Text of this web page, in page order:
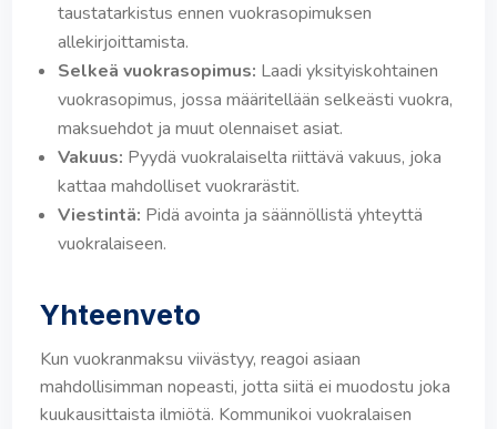
taustatarkistus ennen vuokrasopimuksen
allekirjoittamista.
Selkeä vuokrasopimus: Laadi yksityiskohtainen
vuokrasopimus, jossa määritellään selkeästi vuokra,
maksuehdot ja muut olennaiset asiat.
Vakuus: Pyydä vuokralaiselta riittävä vakuus, joka
kattaa mahdolliset vuokrarästit.
Viestintä: Pidä avointa ja säännöllistä yhteyttä
vuokralaiseen.
Yhteenveto
Kun vuokranmaksu viivästyy, reagoi asiaan
mahdollisimman nopeasti, jotta siitä ei muodostu joka
kuukausittaista ilmiötä. Kommunikoi vuokralaisen